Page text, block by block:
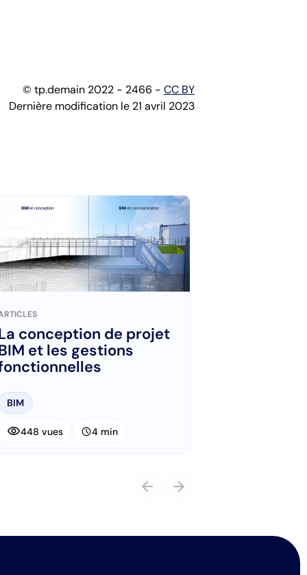
© tp.demain 2022 - 2466 - CC BY
Dernière modification le 21 avril 2023
conception de projet
et les gestions
BIM
visibility448 vues schedule4 min
arrow_back arrow_forward